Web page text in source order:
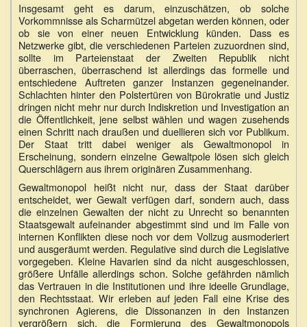
Insgesamt geht es darum, einzuschätzen, ob solche
Vorkommnisse als Scharmützel abgetan werden können, oder
ob sie von einer neuen Entwicklung künden. Dass es
Netzwerke gibt, die verschiedenen Parteien zuzuordnen sind,
sollte im Parteienstaat der Zweiten Republik nicht
überraschen, überraschend ist allerdings das formelle und
entschiedene Auftreten ganzer Instanzen gegeneinander.
Schlachten hinter den Polstertüren von Bürokratie und Justiz
dringen nicht mehr nur durch Indiskretion und Investigation an
die Öffentlichkeit, jene selbst wählen und wagen zusehends
einen Schritt nach draußen und duellieren sich vor Publikum.
Der Staat tritt dabei weniger als Gewaltmonopol in
Erscheinung, sondern einzelne Gewaltpole lösen sich gleich
Querschlägern aus ihrem originären Zusammenhang.
Gewaltmonopol heißt nicht nur, dass der Staat darüber
entscheidet, wer Gewalt verfügen darf, sondern auch, dass
die einzelnen Gewalten der nicht zu Unrecht so benannten
Staatsgewalt aufeinander abgestimmt sind und im Falle von
internen Konflikten diese noch vor dem Vollzug ausmoderiert
und ausgeräumt werden. Regulative sind durch die Legislative
vorgegeben. Kleine Havarien sind da nicht ausgeschlossen,
größere Unfälle allerdings schon. Solche gefährden nämlich
das Vertrauen in die Institutionen und ihre ideelle Grundlage,
den Rechtsstaat. Wir erleben auf jeden Fall eine Krise des
synchronen Agierens, die Dissonanzen in den Instanzen
vergrößern sich, die Formierung des Gewaltmonopols